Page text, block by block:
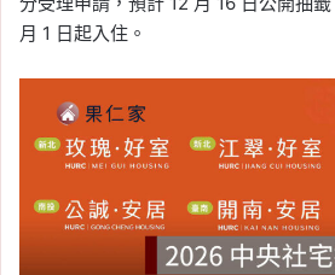
月 1 日起入住。